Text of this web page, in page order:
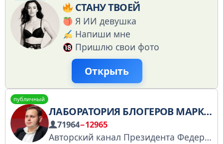
СТАНУ ТВОЕЙ
Я ИИ девушка
Напиши мне
Пришлю свои фото
Открыть
публичный
ЛАБОРАТОРИЯ БЛОГЕРОВ МАРКА МОЖАЛЬСКОГО
71964−12965
Авторский канал Президента Федерации Блогеров России М.В. Можальского